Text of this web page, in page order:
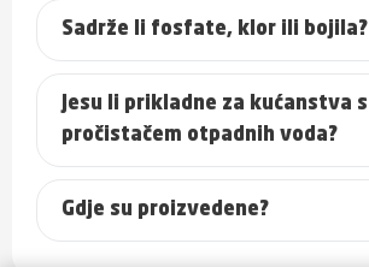
Sadrže li fosfate, klor ili bojila?
Jesu li prikladne za kućanstva s
pročistačem otpadnih voda?
Gdje su proizvedene?